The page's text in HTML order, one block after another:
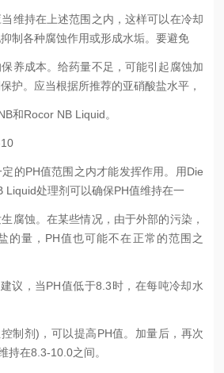
维持在上述范围之内，这样可以在冷却
制各种腐蚀作用或形成水垢。要避免
养成本。给药量不足，可能引起腐蚀加
护。应当根据所推荐的亚硝酸盐水平，
和Rocor NB Liquid。
的PH值范围之内才能发挥作用。用Die
Liquid处理剂可以确保PH值维持在一
腐蚀。在某些情况，由于外部的污染，
的量，PH值也可能不在正常的范围之
议，当PH值低于8.3时，在每吨冷却水
制剂)，可以提高PH值。加量后，再次
持在8.3-10.0之间。